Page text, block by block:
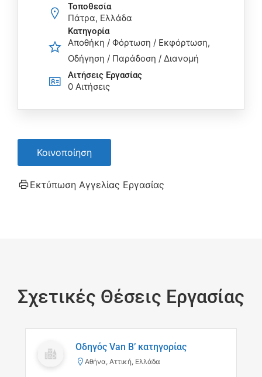
Τοποθεσία
Πάτρα, Ελλάδα
Κατηγορία
Αποθήκη / Φόρτωση / Εκφόρτωση
Οδήγηση / Παράδοση / Διανομή
Αιτήσεις Eργασίας
0 Αιτήσεις
Κοινοποίηση
Εκτύπωση Αγγελίας Εργασίας
Σχετικές Θέσεις Εργασίας
Οδηγός Van B’ κατηγορίας
Αθήνα, Αττική, Ελλάδα